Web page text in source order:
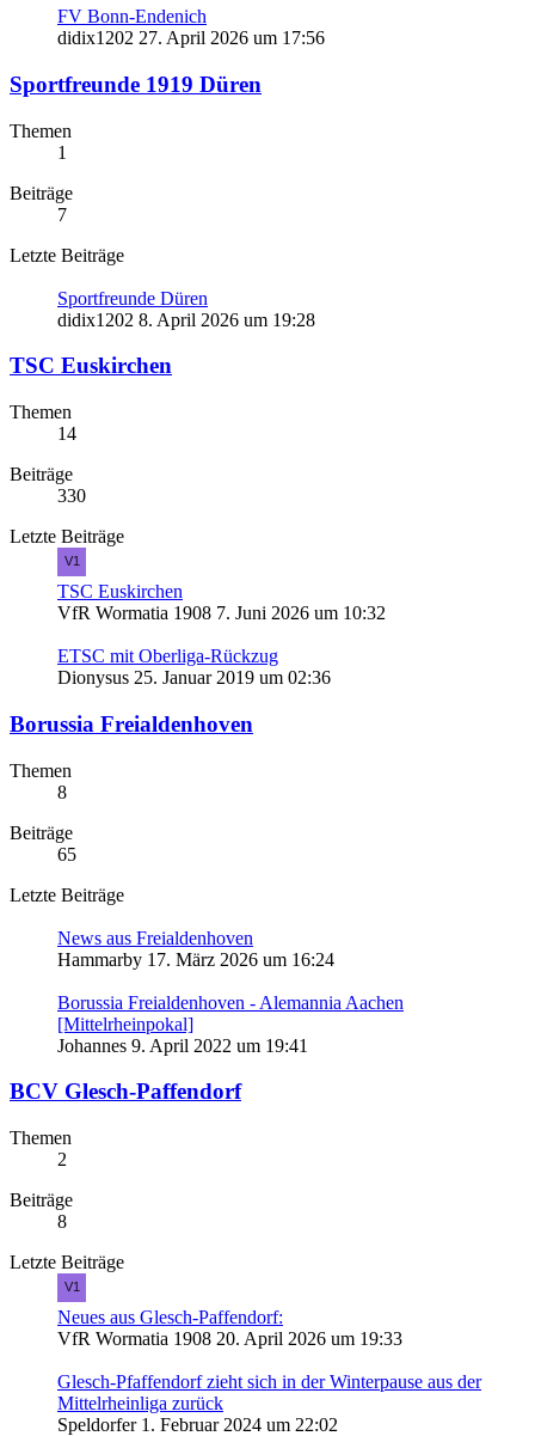
FV Bonn-Endenich
didix1202 27. April 2026 um 17:56
Sportfreunde 1919 Düren
Themen
1
Beiträge
7
Letzte Beiträge
Sportfreunde Düren
didix1202 8. April 2026 um 19:28
TSC Euskirchen
Themen
14
Beiträge
330
Letzte Beiträge
TSC Euskirchen
VfR Wormatia 1908 7. Juni 2026 um 10:32
ETSC mit Oberliga-Rückzug
Dionysus 25. Januar 2019 um 02:36
Borussia Freialdenhoven
Themen
8
Beiträge
65
Letzte Beiträge
News aus Freialdenhoven
Hammarby 17. März 2026 um 16:24
Borussia Freialdenhoven - Alemannia Aachen
[Mittelrheinpokal]
Johannes 9. April 2022 um 19:41
BCV Glesch-Paffendorf
Themen
2
Beiträge
8
Letzte Beiträge
Neues aus Glesch-Paffendorf:
VfR Wormatia 1908 20. April 2026 um 19:33
Glesch-Pfaffendorf zieht sich in der Winterpause aus der
Mittelrheinliga zurück
Speldorfer 1. Februar 2024 um 22:02